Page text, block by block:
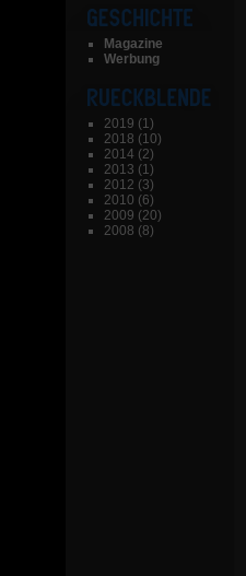
Magazine
Werbung
2019 (1)
2018 (10)
2014 (2)
2013 (1)
2012 (3)
2010 (6)
2009 (20)
2008 (8)